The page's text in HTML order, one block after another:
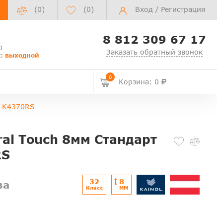
(0) (0) Вход / Регистрация
выходной
8 812 309 67 17
Заказать обратный звонок
0
Корзина: 0
Touch 8мм Стандарт
32
Класс
8
ММ